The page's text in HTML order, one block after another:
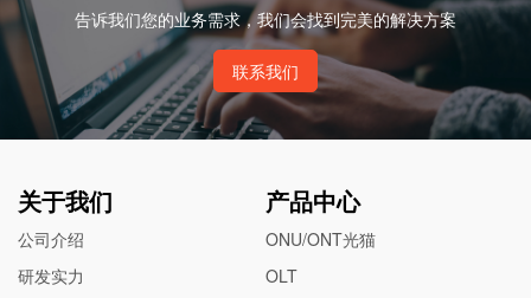
告诉我们您的业务需求，我们会找到完美的解决方案
联系我们
关于我们
公司介绍
研发实力
产品中心
ONU/ONT光猫
OLT